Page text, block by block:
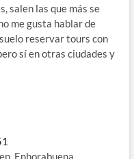
salen las que más se
me gusta hablar de
reservar tours con
sí en otras ciudades y
Enhorabuena.